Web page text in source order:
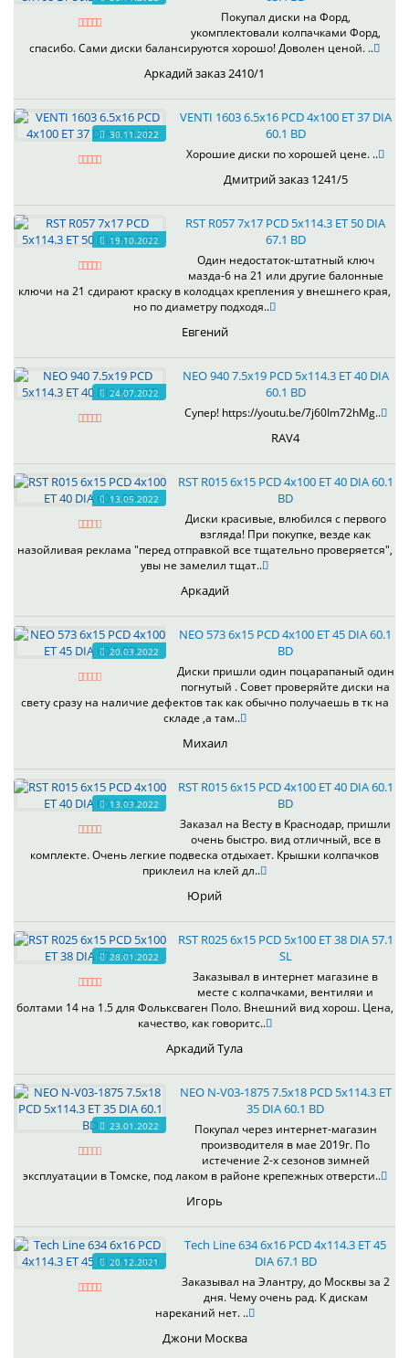
Покупал диски на Форд,
укомплектовали колпачками Форд,
спасибо. Сами диски балансируются хорошо! Доволен ценой. ..
Аркадий заказ 2410/1
30.11.2022
VENTI 1603 6.5x16 PCD 4x100 ET 37 DIA
60.1 BD
Хорошие диски по хорошей цене. ..
Дмитрий заказ 1241/5
19.10.2022
RST R057 7x17 PCD 5x114.3 ET 50 DIA
67.1 BD
Один недостаток-штатный ключ
мазда-6 на 21 или другие балонные
ключи на 21 сдирают краску в колодцах крепления у внешнего края,
но по диаметру подходя..
Евгений
24.07.2022
NEO 940 7.5x19 PCD 5x114.3 ET 40 DIA
60.1 BD
Супер! https://youtu.be/7j60Im72hMg..
RAV4
13.05.2022
RST R015 6x15 PCD 4x100 ET 40 DIA 60.1
BD
Диски красивые, влюбился с первого
взгляда! При покупке, везде как
назойливая реклама "перед отправкой все тщательно проверяется",
увы не замелил тщат..
Аркадий
20.03.2022
NEO 573 6x15 PCD 4x100 ET 45 DIA 60.1
BD
Диски пришли один поцарапаный один
погнутый . Совет проверяйте диски на
свету сразу на наличие дефектов так как обычно получаешь в тк на
складе ,а там..
Михаил
13.03.2022
RST R015 6x15 PCD 4x100 ET 40 DIA 60.1
BD
Заказал на Весту в Краснодар, пришли
очень быстро. вид отличный, все в
комплекте. Очень легкие подвеска отдыхает. Крышки колпачков
приклеил на клей дл..
Юрий
28.01.2022
RST R025 6x15 PCD 5x100 ET 38 DIA 57.1
SL
Заказывал в интернет магазине в
месте с колпачками, вентиляи и
болтами 14 на 1.5 для Фольксваген Поло. Внешний вид хорош. Цена,
качество, как говоритс..
Аркадий Тула
23.01.2022
NEO N-V03-1875 7.5x18 PCD 5x114.3 ET
35 DIA 60.1 BD
Покупал через интернет-магазин
производителя в мае 2019г. По
истечение 2-х сезонов зимней
эксплуатации в Томске, под лаком в районе крепежных отверсти..
Игорь
20.12.2021
Tech Line 634 6x16 PCD 4x114.3 ET 45
DIA 67.1 BD
Заказывал на Элантру, до Москвы за 2
дня. Чему очень рад. К дискам
нареканий нет. ..
Джони Москва